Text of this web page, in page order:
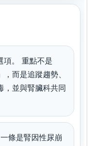
。
重點不是
，而是追蹤趨勢、
，並與腎臟科共同
一條是腎因性尿崩